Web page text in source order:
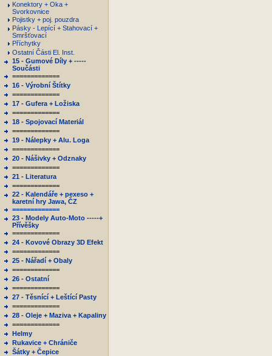
Konektory + Oka +
Svorkovnice
Pojistky + poj. pouzdra
Pásky - Lepící + Stahovací +
Smršťovací
Příchytky
Ostatní Části El. Inst.
15 - Gumové Díly + -----
Součásti
=============
16 - Výrobní Štítky
=============
17 - Gufera + Ložiska
=============
18 - Spojovací Materiál
=============
19 - Nálepky + Alu. Loga
=============
20 - Nášivky + Odznaky
=============
21 - Literatura
=============
22 - Kalendáře + pexeso +
karetní hry Jawa, ČZ
=============
23 - Modely Auto-Moto -----+
Přívěšky
=============
24 - Kovové Obrazy 3D Efekt
=============
25 - Nářadí + Obaly
=============
26 - Ostatní
=============
27 - Těsnící + Leštící Pasty
=============
28 - Oleje + Maziva + Kapaliny
=============
Helmy
Rukavice + Chrániče
Šátky + Čepice